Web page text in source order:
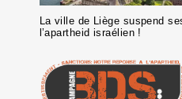
La ville de Liège suspend
l’apartheid israélien !